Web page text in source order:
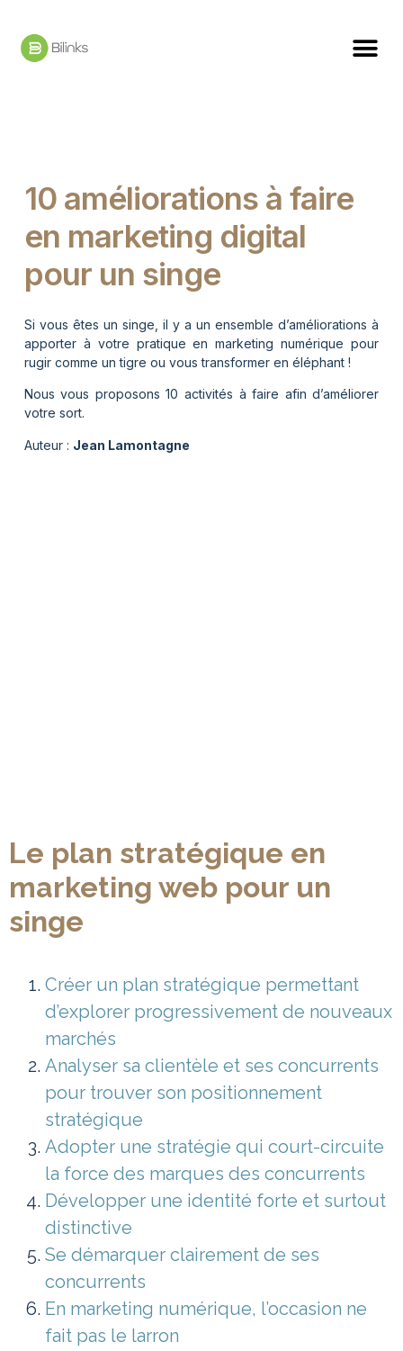
10 améliorations à faire
en marketing digital
pour un singe
Si vous êtes un singe, il y a un ensemble d’améliorations à
apporter à votre pratique en marketing numérique pour
rugir comme un tigre ou vous transformer en éléphant !
Nous vous proposons 10 activités à faire afin d’améliorer
votre sort.
Auteur : Jean Lamontagne
Le plan stratégique en
marketing web pour un
singe
Créer un plan stratégique permettant
d’explorer progressivement de nouveaux
marchés
Analyser sa clientèle et ses concurrents
pour trouver son positionnement
stratégique
Adopter une stratégie qui court-circuite
la force des marques des concurrents
Développer une identité forte et surtout
distinctive
Se démarquer clairement de ses
concurrents
En marketing numérique, l’occasion ne
fait pas le larron